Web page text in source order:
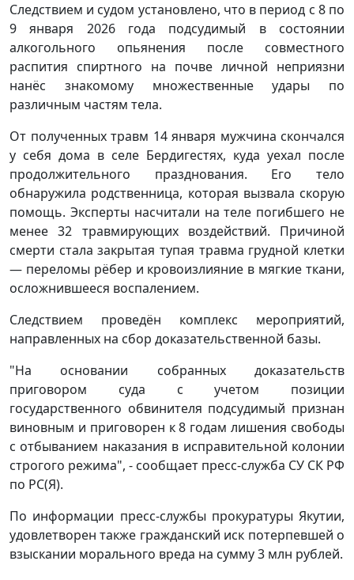
Следствием и судом установлено, что в период с 8 по
9 января 2026 года подсудимый в состоянии
алкогольного опьянения после совместного
распития спиртного на почве личной неприязни
нанёс знакомому множественные удары по
различным частям тела.
От полученных травм 14 января мужчина скончался
у себя дома в селе Бердигестях, куда уехал после
продолжительного празднования. Его тело
обнаружила родственница, которая вызвала скорую
помощь. Эксперты насчитали на теле погибшего не
менее 32 травмирующих воздействий. Причиной
смерти стала закрытая тупая травма грудной клетки
— переломы рёбер и кровоизлияние в мягкие ткани,
осложнившееся воспалением.
Следствием проведён комплекс мероприятий,
направленных на сбор доказательственной базы.
"На основании собранных доказательств
приговором суда с учетом позиции
государственного обвинителя подсудимый признан
виновным и приговорен к 8 годам лишения свободы
с отбыванием наказания в исправительной колонии
строгого режима", - сообщает пресс-служба СУ СК РФ
по РС(Я).
По информации пресс-службы прокуратуры Якутии,
удовлетворен также гражданский иск потерпевшей о
взыскании морального вреда на сумму 3 млн рублей.